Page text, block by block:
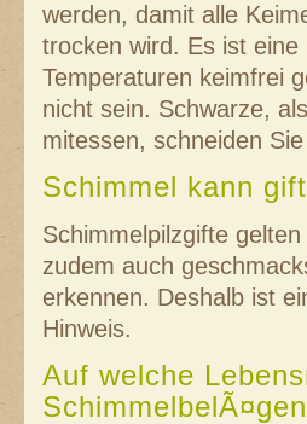
werden, damit alle
trocken wird. Es ist
Temperaturen keimfrei
nicht sein. Schwarze,
mitessen, schneiden
Schimmel kann
Schimmelpilzgifte
zudem auch
erkennen. Deshalb ist
Hinweis.
Auf welche